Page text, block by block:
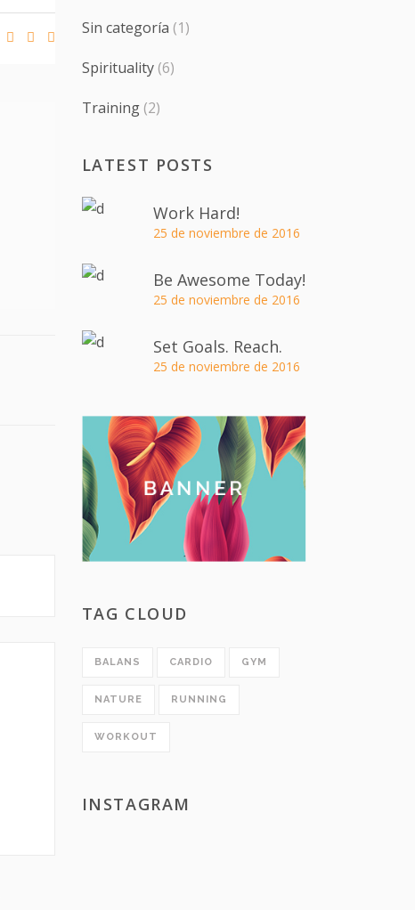
Sin categoría (1)
Spirituality(6)
Training(2)
LATEST POSTS
Work Hard!
25 de noviembre de 2016
Be Awesome Today!
25 de noviembre de 2016
Set Goals. Reach.
25 de noviembre de 2016
TAG CLOUD
BALANS CARDIO GYM
NATURE RUNNING
WORKOUT
INSTAGRAM